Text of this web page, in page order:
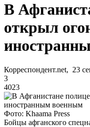
В
открыл
Корреспондент.net, 23
3
4023
Фото: Khaama Press
Бойцы афганского